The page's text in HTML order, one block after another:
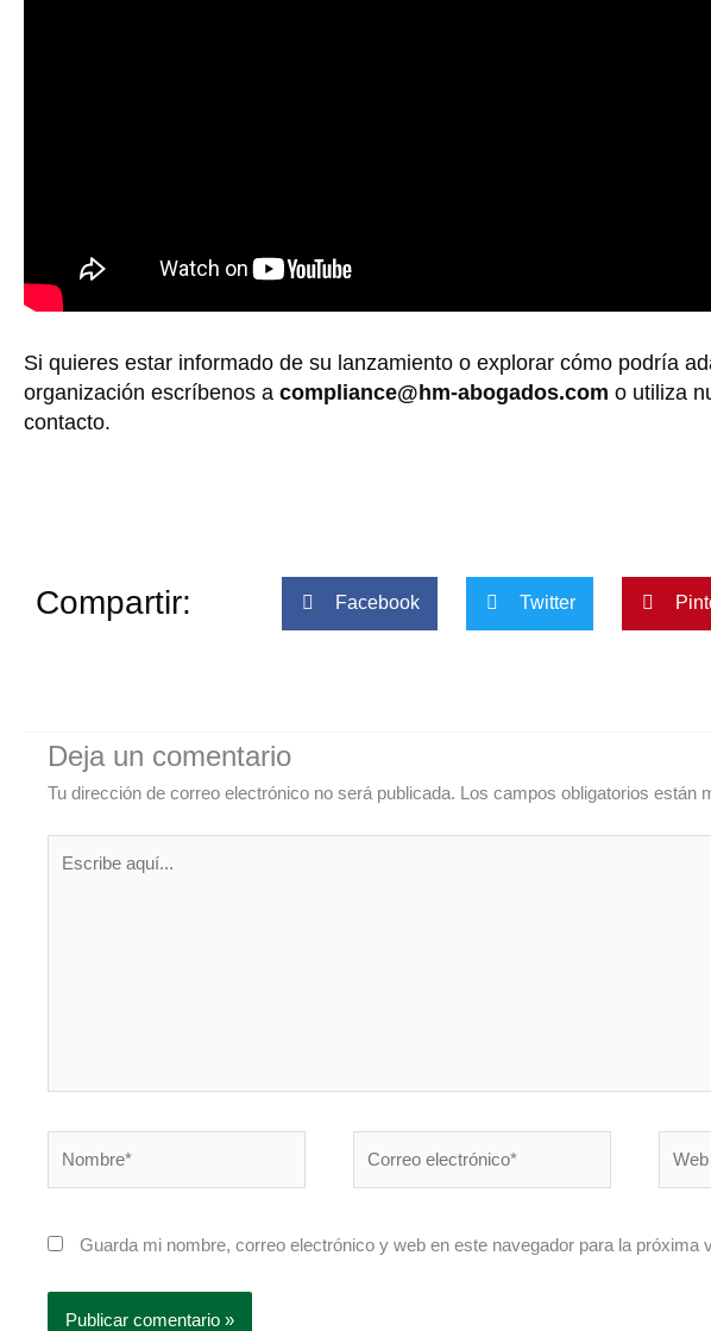
Si quieres estar informado de su lanzamiento o explorar cómo podría
organización escríbenos a compliance@hm-abogados.com o utiliza
contacto.
Compartir: Facebook Twitter
Deja un comentario
Tu dirección de correo electrónico no será publicada. Los campos obligatorios están
aquí...
electrónico*
Guarda mi nombre, correo electrónico y web en este navegador para la próxima